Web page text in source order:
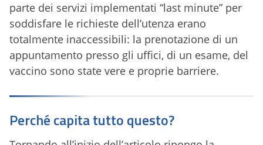
parte dei servizi implementati “last minute” per
soddisfare le richieste dell’utenza erano
totalmente inaccessibili: la prenotazione di un
appuntamento presso gli uffici, di un esame, del
vaccino sono state vere e proprie barriere.
Perché capita tutto questo?